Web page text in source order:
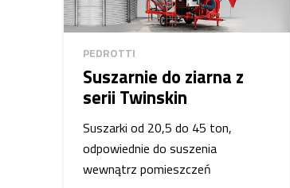
PEDROTTI
Suszarnie do ziarna z
serii Twinskin
Suszarki od 20,5 do 45 ton,
odpowiednie do suszenia
wewnątrz pomieszczeń